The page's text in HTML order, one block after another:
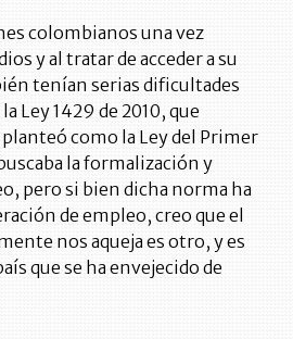
colombianos una vez
y al tratar de acceder a su
tenían serias dificultades
Ley 1429 de 2010, que
como la Ley del Primer
la formalización y
pero si bien dicha norma ha
de empleo, creo que el
nos aqueja es otro, y es
que se ha envejecido de